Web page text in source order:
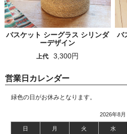
バスケット シーグラス シリンダ
ーデザイン
上代 3,300円
バ
営業日カレンダー
緑色の日がお休みとなります。
2026年8月
日 月 火 水